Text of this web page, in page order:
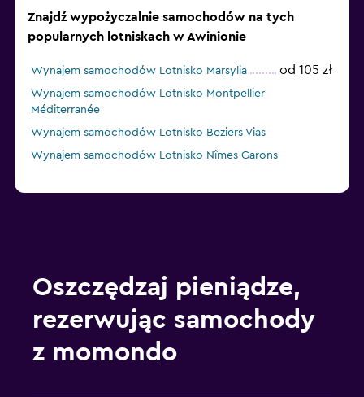
Znajdź wypożyczalnie samochodów na tych
popularnych lotniskach w Awinionie
Wynajem samochodów Lotnisko Marsylia od 105 zł
Wynajem samochodów Lotnisko Montpellier
Méditerranée
Wynajem samochodów Lotnisko Beziers Vias
Wynajem samochodów Lotnisko Nîmes Garons
Oszczędzaj pieniądze,
rezerwując samochody
z momondo